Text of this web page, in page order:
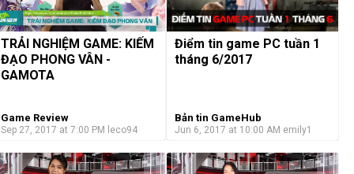
TRẢI NGHIỆM GAME: KIẾM
ĐẠO PHONG VÂN -
GAMOTA
Game Review
Sep 27, 2017 at 7:00 PM leco94
Điểm tin game PC tuần 1
tháng 6/2017
Bản tin GameHub
Jun 6, 2017 at 10:00 AM emily1